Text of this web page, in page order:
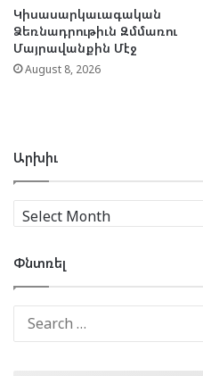
Կիսասարկաւագական
Ձեռնադրութիւն Զմմառու
Մայրավանքին Մէջ
August 8, 2026
Արխիւ
Արխիւ
Փնտռել